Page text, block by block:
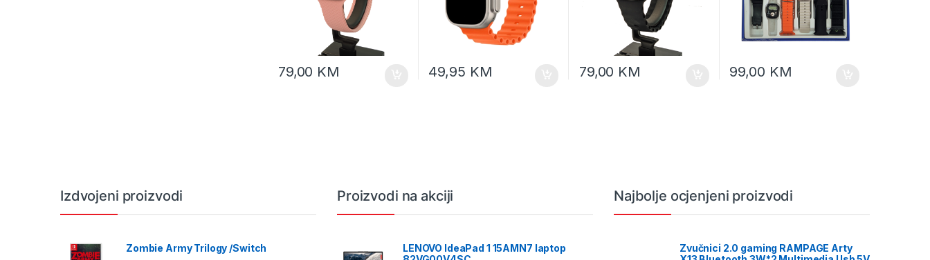
79,00 KM 49,95 KM 79,00 KM 99,00 KM
Izdvojeni proizvodi
Zombie Army Trilogy /Switch
Proizvodi na akciji
LENOVO IdeaPad 1 15AMN7 laptop
Najbolje ocjenjeni proizvodi
Zvučnici 2.0 gaming RAMPAGE Arty